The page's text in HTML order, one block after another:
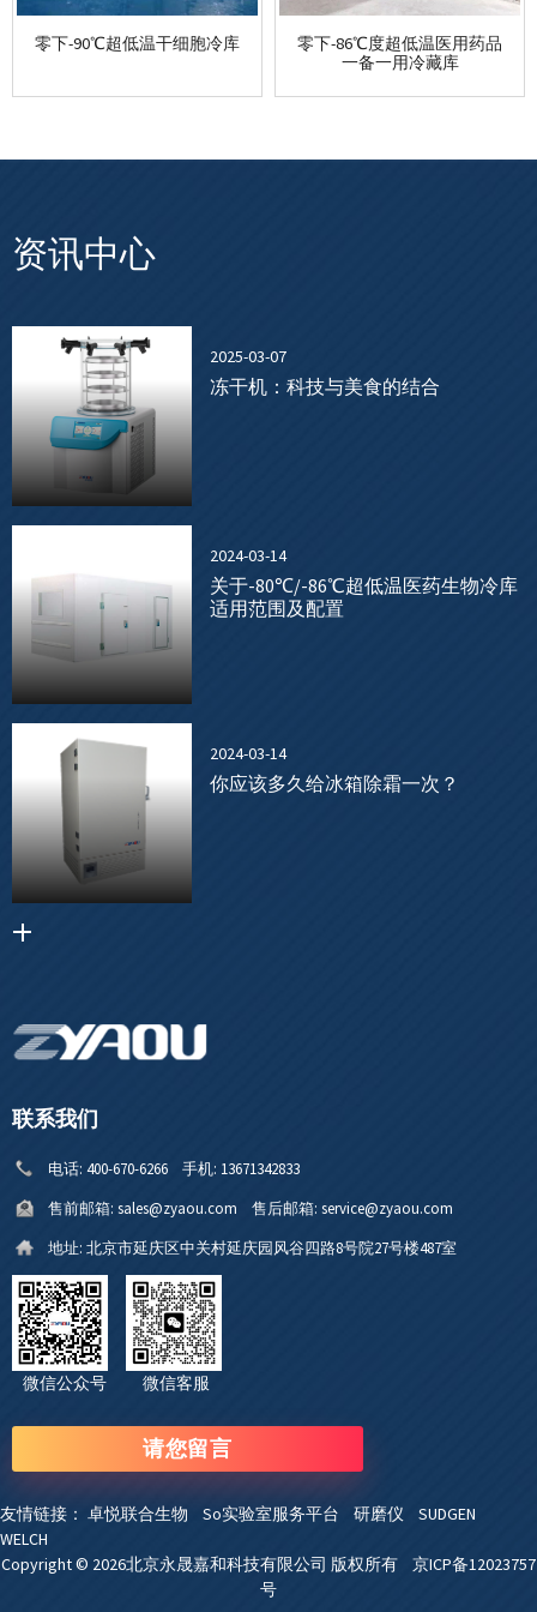
零下-90℃超低温干细胞冷库
零下-86℃度超低温医用药品
一备一用冷藏库
资讯中心
2025-03-07
冻干机：科技与美食的结合
2024-03-14
关于-80℃/-86℃超低温医药生物冷库
适用范围及配置
2024-03-14
你应该多久给冰箱除霜一次？
联系我们
电话: 400-670-6266 手机: 13671342833
售前邮箱: sales@zyaou.com 售后邮箱: service@zyaou.com
地址: 北京市延庆区中关村延庆园风谷四路8号院27号楼487室
微信公众号 微信客服
请您留言
友情链接： 卓悦联合生物 So实验室服务平台 研磨仪 SUDGEN
WELCH
Copyright © 2026北京永晟嘉和科技有限公司 版权所有 京ICP备12023757
号